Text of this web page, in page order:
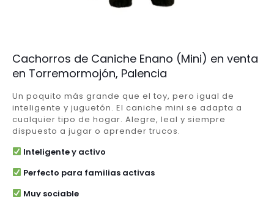
Cachorros de Caniche Enano (Mini) en venta
en Torremormojón, Palencia
Un poquito más grande que el toy, pero igual de
inteligente y juguetón. El caniche mini se adapta a
cualquier tipo de hogar. Alegre, leal y siempre
dispuesto a jugar o aprender trucos.
Inteligente y activo
Perfecto para familias activas
Muy sociable